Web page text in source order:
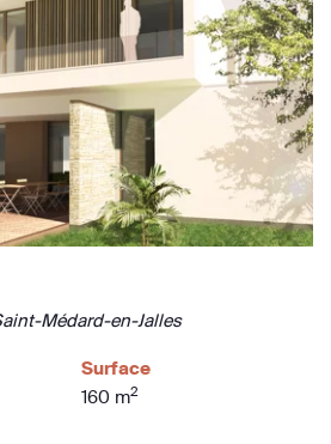
Médard-en-Jalles
Surface
160 m2